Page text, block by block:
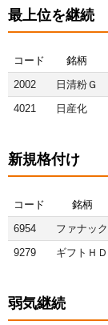
最上位を継続
コード 銘柄
2002
日清粉Ｇ
4021
日産化
新規格付け
コード 銘柄
6954
ファナック
9279
ギフトＨＤ
弱気継続